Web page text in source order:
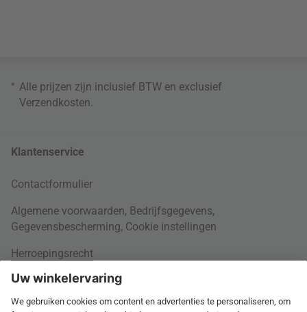
* Alle prijzen zijn inclusief BTW en exclusief
Verzendkosten
Klantenservice
Contactformulier
Algemene voorwaarden, Bedrijfsgegevens,
Gegevensbescherming, Cookie instellingen
Herroepingsrecht
Rondom je bestelling